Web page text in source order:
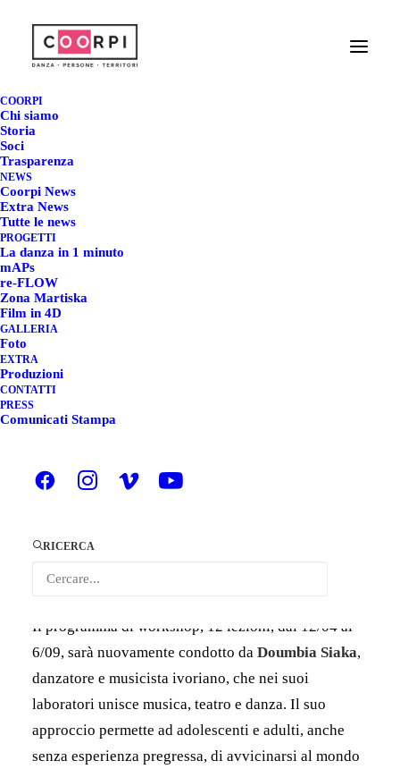
COORPI
Chi siamo
Storia
Soci
Trasparenza
NEWS
Coorpi News
Extra News
Tutte le news
PROGETTI
La danza in 1 minuto
mAPs
re-FLOW
Zona Martiska
Film in 4D
GALLERIA
Foto
EXTRA
Produzioni
CONTATTI
PRESS
Comunicati Stampa
RICERCA
CORPI PARLANTI -
FESTIVAL - CANELLI
2 MARZO 2025
CORPI PARLANTI -
DOUMBIA SIAKA @
TERRE DA FILM FESTIVAL
collaborazione con COORPI
Il programma di workshop, 12 lezioni, dal 12/04 al
6/09, sarà nuovamente condotto da Doumbia Siaka,
danzatore e musicista ivoriano, che nei suoi
laboratori unisce musica, teatro e danza. Il suo
approccio permette ad adolescenti e adulti, anche
senza esperienza pregressa, di avvicinarsi al mondo